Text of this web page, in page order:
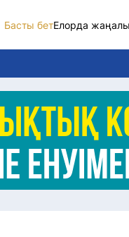
Басты бетЕлорда